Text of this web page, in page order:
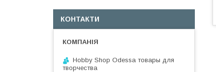
КОНТАКТИ
Hobby Shop Odessa товары для
творчества